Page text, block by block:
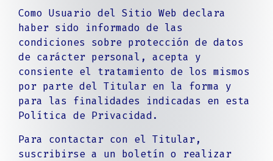
Como Usuario del Sitio Web declara
haber sido informado de las
condiciones sobre protección de datos
de carácter personal, acepta y
consiente el tratamiento de los mismos
por parte del Titular en la forma y
para las finalidades indicadas en esta
Política de Privacidad.
Para contactar con el Titular,
suscribirse a un boletín o realizar